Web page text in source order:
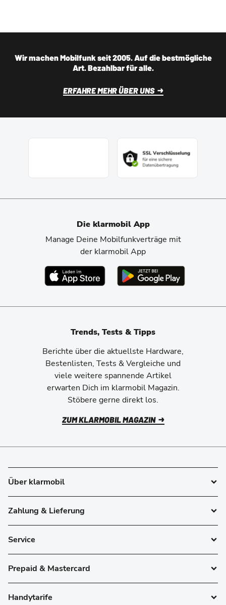
Wir machen Mobilfunk seit 2005. Auf die bestmögliche
Art. Bezahlbar für alle.
ERFAHRE MEHR ÜBER UNS
Zahlung & Lieferung
Über klarmobil
Die klarmobil App
Manage Deine Mobilfunkverträge mit
der klarmobil App
Trends, Tests & Tipps
Berichte über die aktuellste Hardware,
Bestenlisten, Tests & Vergleiche und
viele weitere spannende Artikel
erwarten Dich im klarmobil Magazin.
Stöbere gerne direkt los.
ZUM KLARMOBIL MAGAZIN
Service
Prepaid & Mastercard
Handytarife